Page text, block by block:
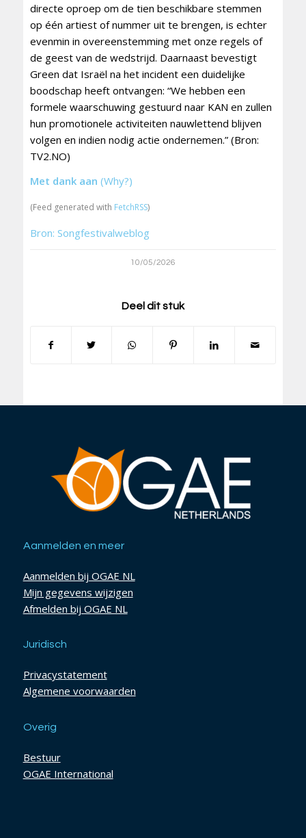
directe oproep om de tien beschikbare stemmen
op één artiest of nummer uit te brengen, is echter
evenmin in overeenstemming met onze regels of
de geest van de wedstrijd. Daarnaast bevestigt
Green dat Israël na het incident een duidelijke
boodschap heeft ontvangen: “We hebben een
formele waarschuwing gestuurd naar KAN en zullen
hun promotionele activiteiten nauwlettend blijven
volgen en indien nodig actie ondernemen.” (Bron:
TV2.NO)
Met dank aan (Why?)
(Feed generated with FetchRSS)
Bron: Songfestivalweblog
10/05/2026
Deel dit stuk
Aanmelden en meer
Aanmelden bij OGAE NL
Mijn gegevens wijzigen
Afmelden bij OGAE NL
Juridisch
Privacystatement
Algemene voorwaarden
Overig
Bestuur
OGAE International